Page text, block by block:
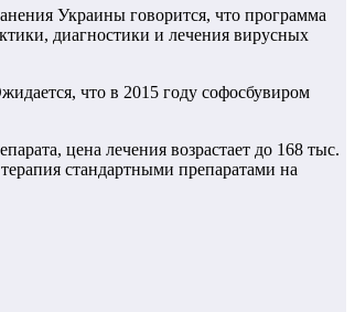
Украины говорится, что программа
диагностики и лечения вирусных
что в 2015 году софосбувиром
цена лечения возрастает до 168 тыс.
стандартными препаратами на